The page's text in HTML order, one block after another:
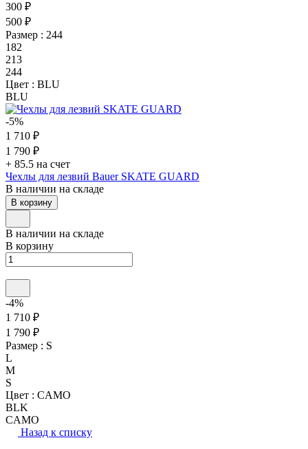
300 ₽
500 ₽
Размер : 244
182
213
244
Цвет : BLU
BLU
-5%
1 710 ₽
1 790 ₽
+ 85.5 на счет
Чехлы для лезвий Bauer SKATE GUARD
В наличии на складе
В корзину
В наличии на складе
В корзину
-4%
1 710 ₽
1 790 ₽
Размер : S
L
M
S
Цвет : CAMO
BLK
CAMO
Назад к списку